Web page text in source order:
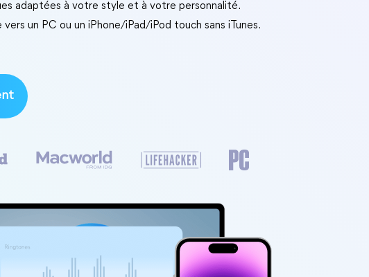
adaptées à votre style et à votre personnalité.
un PC ou un iPhone/iPad/iPod touch sans iTunes.